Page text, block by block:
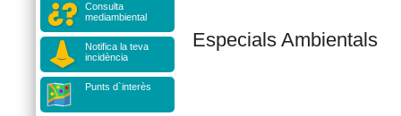
Consulta
mediambiental
Notifica la teva
incidència
Punts d`interès
Especials Ambientals